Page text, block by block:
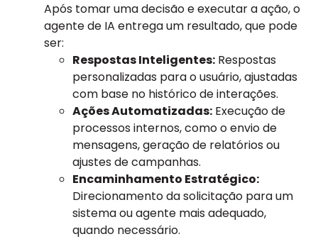
Após tomar uma decisão e executar a ação, o
agente de IA entrega um resultado, que pode
ser:
Respostas Inteligentes: Respostas
personalizadas para o usuário, ajustadas
com base no histórico de interações.
Ações Automatizadas: Execução de
processos internos, como o envio de
mensagens, geração de relatórios ou
ajustes de campanhas.
Encaminhamento Estratégico:
Direcionamento da solicitação para um
sistema ou agente mais adequado,
quando necessário.